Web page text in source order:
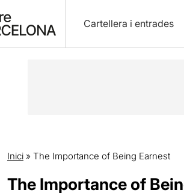
Cartellera i entrades
Inici» The Importance of Being Earnest
The Importance of